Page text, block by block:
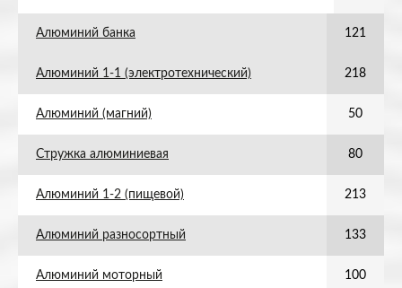
Алюминий банка 121
Алюминий 1-1 (электротехнический) 218
Алюминий (магний) 50
Стружка алюминиевая 80
Алюминий 1-2 (пищевой) 213
Алюминий разносортный 133
Алюминий моторный 100